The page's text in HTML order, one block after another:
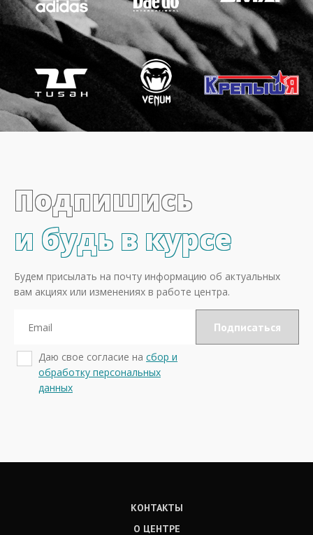
Подпишись
и будь в курсе
Будем присылать на почту информацию об актуальных
вам акциях или изменениях в работе центра.
Даю свое согласие на сбор и
обработку персональных
данных
КОНТАКТЫ
О ЦЕНТРЕ